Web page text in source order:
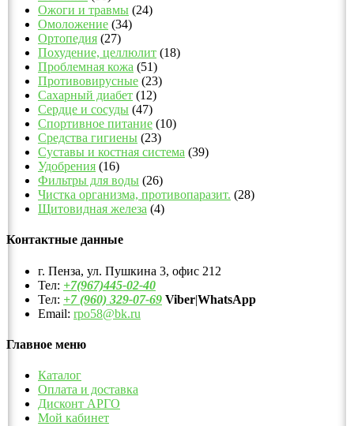
Ожоги и травмы (24)
Омоложение (34)
Ортопедия (27)
Похудение, целлюлит (18)
Проблемная кожа (51)
Противовирусные (23)
Сахарный диабет (12)
Сердце и сосуды (47)
Спортивное питание (10)
Средства гигиены (23)
Суставы и костная система (39)
Удобрения (16)
Фильтры для воды (26)
Чистка организма, противопаразит. (28)
Щитовидная железа (4)
Контактные данные
г. Пенза, ул. Пушкина 3, офис 212
Тел: +7(967)445-02-40
Тел: +7 (960) 329-07-69 Viber|WhatsApp
Email: rpo58@bk.ru
Главное меню
Каталог
Оплата и доставка
Дисконт АРГО
Мой кабинет